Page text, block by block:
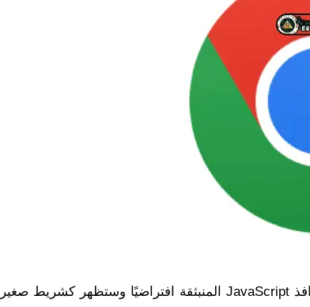
كجزء من آلة JavaScript الافتراضية في Chrome، لن يتم عرض نوافذ JavaScript المنبثقة افتراضيًا وستظهر كشريط صغير